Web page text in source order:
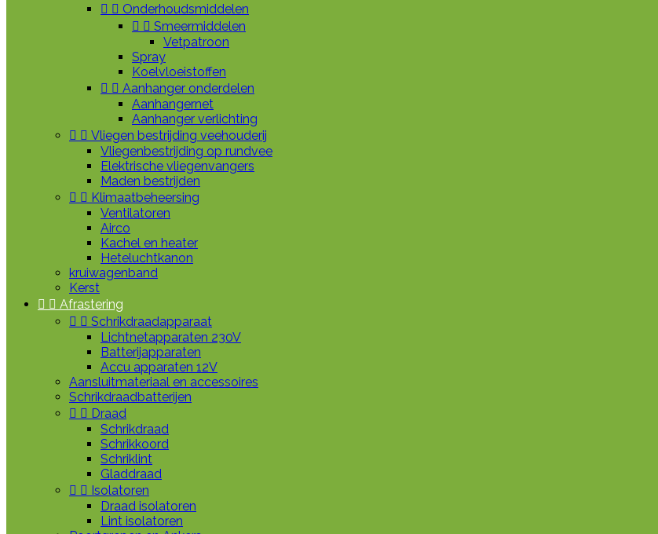
  Onderhoudsmiddelen
  Smeermiddelen
Vetpatroon
Spray
Koelvloeistoffen
  Aanhanger onderdelen
Aanhangernet
Aanhanger verlichting
  Vliegen bestrijding veehouderij
Vliegenbestrijding op rundvee
Elektrische vliegenvangers
Maden bestrijden
  Klimaatbeheersing
Ventilatoren
Airco
Kachel en heater
Heteluchtkanon
kruiwagenband
Kerst
  Afrastering
  Schrikdraadapparaat
Lichtnetapparaten 230V
Batterijapparaten
Accu apparaten 12V
Aansluitmateriaal en accessoires
Schrikdraadbatterijen
  Draad
Schrikdraad
Schrikkoord
Schriklint
Gladdraad
  Isolatoren
Draad isolatoren
Lint isolatoren